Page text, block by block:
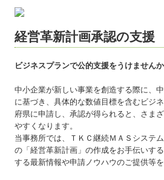
経営革新計画承認の支援
ビジネスプランで公的支援をうけませんか
中小企業が新しい事業を創造する際に、
に基づき、具体的な数値目標を含むビジ
府県に申請し、承認が得られると、さま
やすくなります。
当事務所では、ＴＫＣ継続ＭＡＳシステ
の「経営革新計画」の作成をお手伝いす
する最新情報や申請ノウハウのご提供等を